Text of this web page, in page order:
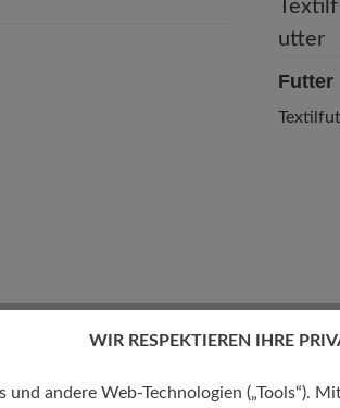
Futter
WIR RESPEKTIEREN IHRE
andere Web-Technologien